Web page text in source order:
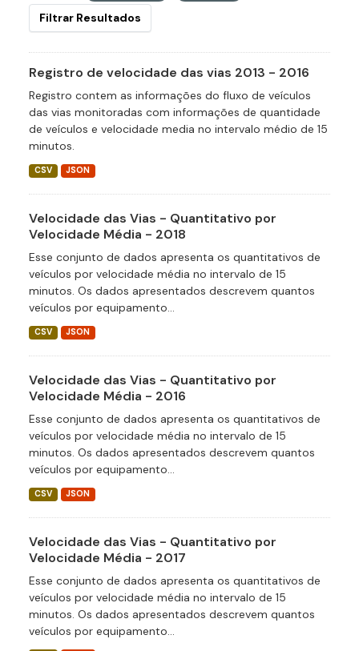
Filtrar Resultados
Registro de velocidade das vias 2013 - 2016
Registro contem as informações do fluxo de veículos
das vias monitoradas com informações de quantidade
de veículos e velocidade media no intervalo médio de 15
minutos.
CSV JSON
Velocidade das Vias - Quantitativo por
Velocidade Média - 2018
Esse conjunto de dados apresenta os quantitativos de
veículos por velocidade média no intervalo de 15
minutos. Os dados apresentados descrevem quantos
veículos por equipamento...
CSV JSON
Velocidade das Vias - Quantitativo por
Velocidade Média - 2016
Esse conjunto de dados apresenta os quantitativos de
veículos por velocidade média no intervalo de 15
minutos. Os dados apresentados descrevem quantos
veículos por equipamento...
CSV JSON
Velocidade das Vias - Quantitativo por
Velocidade Média - 2017
Esse conjunto de dados apresenta os quantitativos de
veículos por velocidade média no intervalo de 15
minutos. Os dados apresentados descrevem quantos
veículos por equipamento...